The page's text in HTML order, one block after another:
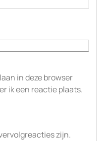
in deze browser
ik een reactie plaats.
zijn.